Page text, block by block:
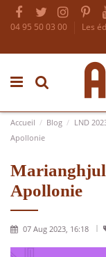
04 95 50 03 00 Les
Accueil Blog LND
Apollonie
Apollonie
07 Aug 2023, 16:18